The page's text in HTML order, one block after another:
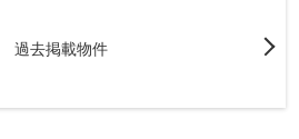
過去掲載物件